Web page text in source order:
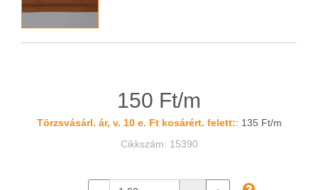
150 Ft/m
Törzsvásárl. ár, v. 10 e. Ft kosárért. felett:: 135 Ft/m
Cikkszám: 15390